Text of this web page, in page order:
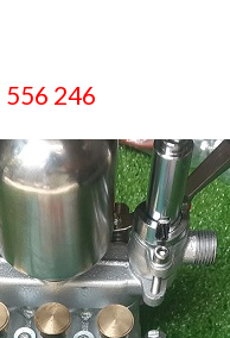
556 246